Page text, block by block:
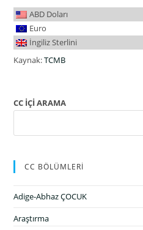
ABD Doları
Euro
İngiliz Sterlini
Kaynak:TCMB
CC İÇİ ARAMA
CC BÖLÜMLERİ
Adige-Abhaz ÇOCUK
Araştırma